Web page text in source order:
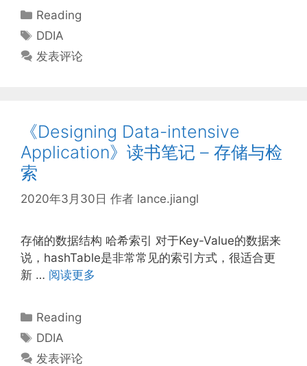
分
类
Reading
标
签
DDIA
发表评论
《Designing Data-intensive
Application》读书笔记 – 存储与检
索
2020年3月30日 作者 lance.jiangl
存储的数据结构 哈希索引 对于Key-Value的数据来
说，hashTable是非常常见的索引方式，很适合更
新 … 阅读更多
分
类
Reading
标
签
DDIA
发表评论